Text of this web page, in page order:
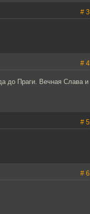
# 3
# 4
до Праги. Вечная Слава и
# 5
# 6